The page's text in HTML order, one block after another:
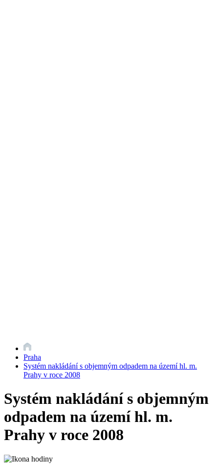
Praha
Systém nakládání s objemným odpadem na území hl. m.
Prahy v roce 2008
Systém nakládání s objemným
odpadem na území hl. m.
Prahy v roce 2008